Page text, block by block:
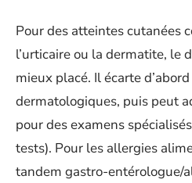
Pour des atteintes cutanées
l’urticaire ou la dermatite, le
mieux placé. Il écarte
dermatologiques, puis peut
pour des examens
tests). Pour les allergies
tandem gastro-entérologue/